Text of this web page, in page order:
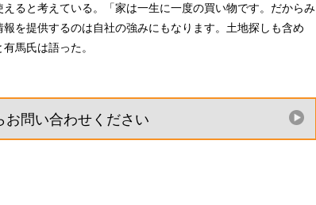
ると考えている。「家は一生に一度の買い物です。だからみ
を提供するのは自社の強みにもなります。土地探しも含め
馬氏は語った。
問い合わせください